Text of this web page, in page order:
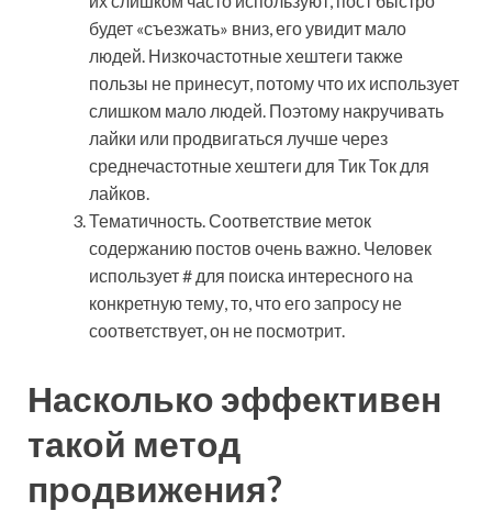
будет «съезжать» вниз, его увидит мало
людей. Низкочастотные хештеги также
пользы не принесут, потому что их использует
слишком мало людей. Поэтому накручивать
лайки или продвигаться лучше через
среднечастотные хештеги для Тик Ток для
лайков.
Тематичность. Соответствие меток
содержанию постов очень важно. Человек
использует # для поиска интересного на
конкретную тему, то, что его запросу не
соответствует, он не посмотрит.
Насколько эффективен
такой метод
продвижения?